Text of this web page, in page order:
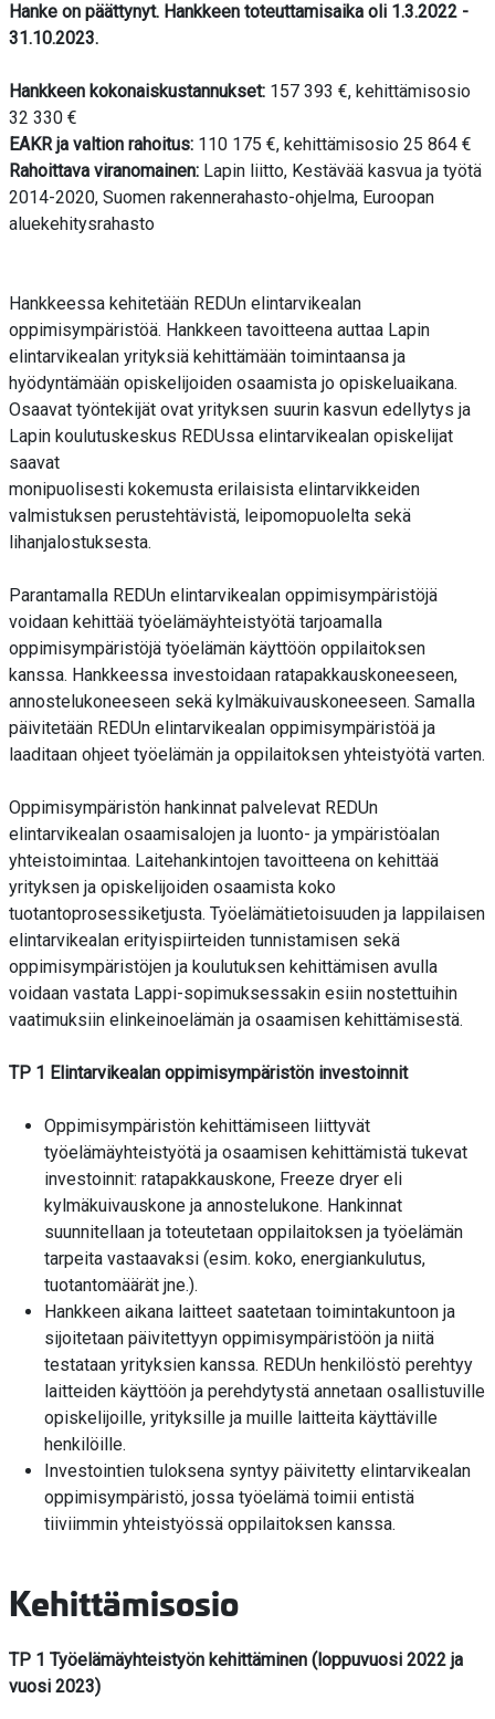
Hanke on päättynyt. Hankkeen toteuttamisaika oli 1.3.2022 -
31.10.2023.
Hankkeen kokonaiskustannukset: 157 393 €, kehittämisosio
32 330 €
EAKR ja valtion rahoitus: 110 175 €, kehittämisosio 25 864 €
Rahoittava viranomainen: Lapin liitto, Kestävää kasvua ja työtä
2014-2020, Suomen rakennerahasto-ohjelma, Euroopan
aluekehitysrahasto
Hankkeessa kehitetään REDUn elintarvikealan
oppimisympäristöä. Hankkeen tavoitteena auttaa Lapin
elintarvikealan yrityksiä kehittämään toimintaansa ja
hyödyntämään opiskelijoiden osaamista jo opiskeluaikana.
Osaavat työntekijät ovat yrityksen suurin kasvun edellytys ja
Lapin koulutuskeskus REDUssa elintarvikealan opiskelijat
saavat
monipuolisesti kokemusta erilaisista elintarvikkeiden
valmistuksen perustehtävistä, leipomopuolelta sekä
lihanjalostuksesta.
Parantamalla REDUn elintarvikealan oppimisympäristöjä
voidaan kehittää työelämäyhteistyötä tarjoamalla
oppimisympäristöjä työelämän käyttöön oppilaitoksen
kanssa. Hankkeessa investoidaan ratapakkauskoneeseen,
annostelukoneeseen sekä kylmäkuivauskoneeseen. Samalla
päivitetään REDUn elintarvikealan oppimisympäristöä ja
laaditaan ohjeet työelämän ja oppilaitoksen yhteistyötä varten.
Oppimisympäristön hankinnat palvelevat REDUn
elintarvikealan osaamisalojen ja luonto- ja ympäristöalan
yhteistoimintaa. Laitehankintojen tavoitteena on kehittää
yrityksen ja opiskelijoiden osaamista koko
tuotantoprosessiketjusta. Työelämätietoisuuden ja lappilaisen
elintarvikealan erityispiirteiden tunnistamisen sekä
oppimisympäristöjen ja koulutuksen kehittämisen avulla
voidaan vastata Lappi-sopimuksessakin esiin nostettuihin
vaatimuksiin elinkeinoelämän ja osaamisen kehittämisestä.
TP 1 Elintarvikealan oppimisympäristön investoinnit
Oppimisympäristön kehittämiseen liittyvät
työelämäyhteistyötä ja osaamisen kehittämistä tukevat
investoinnit: ratapakkauskone, Freeze dryer eli
kylmäkuivauskone ja annostelukone. Hankinnat
suunnitellaan ja toteutetaan oppilaitoksen ja työelämän
tarpeita vastaavaksi (esim. koko, energiankulutus,
tuotantomäärät jne.).
Hankkeen aikana laitteet saatetaan toimintakuntoon ja
sijoitetaan päivitettyyn oppimisympäristöön ja niitä
testataan yrityksien kanssa. REDUn henkilöstö perehtyy
laitteiden käyttöön ja perehdytystä annetaan osallistuville
opiskelijoille, yrityksille ja muille laitteita käyttäville
henkilöille.
Investointien tuloksena syntyy päivitetty elintarvikealan
oppimisympäristö, jossa työelämä toimii entistä
tiiviimmin yhteistyössä oppilaitoksen kanssa.
Kehittämisosio
TP 1 Työelämäyhteistyön kehittäminen (loppuvuosi 2022 ja
vuosi 2023)